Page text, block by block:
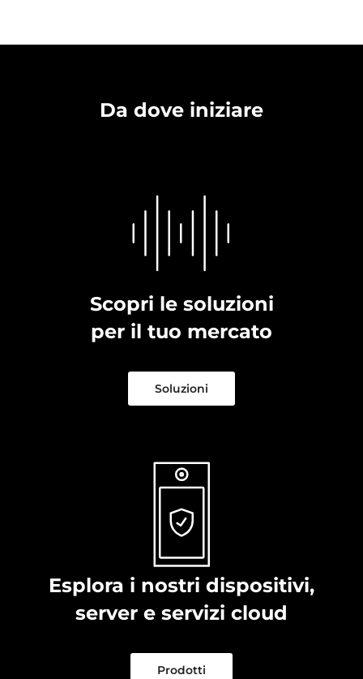
Da dove iniziare
Scopri le soluzioni
per il tuo mercato
Soluzioni
Esplora i nostri dispositivi,
server e servizi cloud
Prodotti